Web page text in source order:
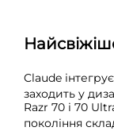
Claude
заходить у
Razr 70 і 70
покоління